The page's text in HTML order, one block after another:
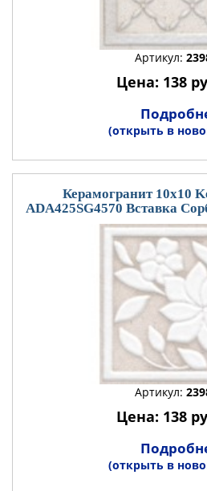
Артикул:
Цена: 138
(открыть в
Керамогранит 10x10
ADA425SG4570 Вставка
Артикул:
Цена: 138
(открыть в